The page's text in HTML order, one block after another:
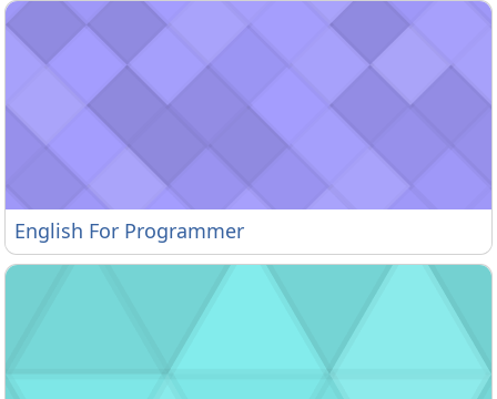
English For Programmer
English For Programmer